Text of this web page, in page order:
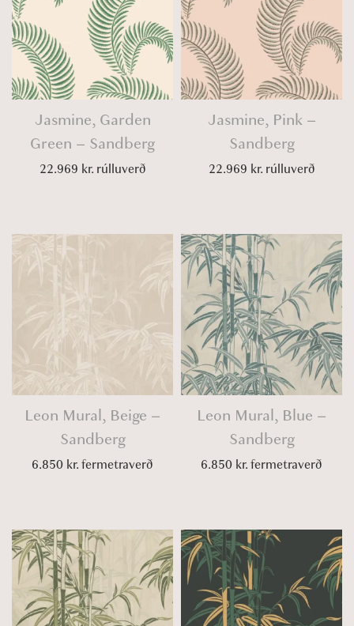
Jasmine, Garden
Green – Sandberg
22.969 kr.rúlluverð
Jasmine, Pink –
Sandberg
22.969 kr.rúlluverð
Leon Mural, Beige –
Sandberg
6.850 kr.fermetraverð
Leon Mural, Blue –
Sandberg
6.850 kr.fermetraverð